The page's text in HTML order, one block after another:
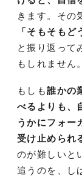
きます。その
「そもそも
と振り返って
もしれません。
もしも誰かの
べるよりも、
うかにフォー
受け止められ
のが難しいと
追うのを、し